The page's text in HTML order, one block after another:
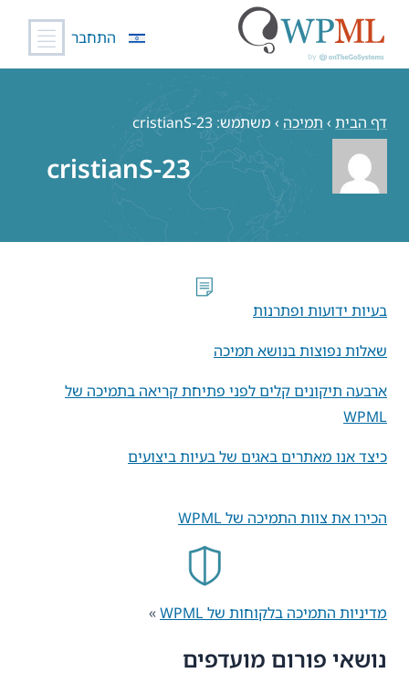
התחבר
דף הבית › תמיכה › משתמש: cristianS-23
cristianS-23
נושאי פורום מועדפים
בעיות ידועות ופתרנות
שאלות נפוצות בנושא תמיכה
ארבעה תיקונים קלים לפני פתיחת קריאה בתמיכה של
WPML
כיצד אנו מאתרים באגים של בעיות ביצועים
הכירו את צוות התמיכה של WPML
מדיניות התמיכה בלקוחות של WPML »